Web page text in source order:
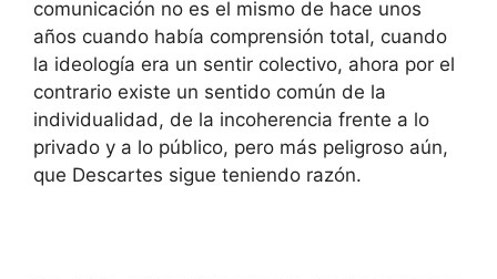
comunicación no es el mismo de hace unos
años cuando había comprensión total, cuando
la ideología era un sentir colectivo, ahora por el
contrario existe un sentido común de la
individualidad, de la incoherencia frente a lo
privado y a lo público, pero más peligroso aún,
que Descartes sigue teniendo razón.